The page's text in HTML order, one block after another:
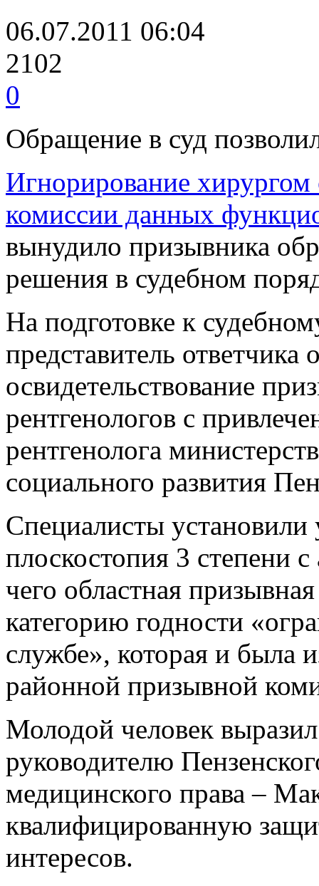
06.07.2011 06:04
2102
0
Обращение в суд
Игнорирование
комиссии данных
вынудило призывника
решения в судебном
На подготовке к
представитель
освидетельствование
рентгенологов с
рентгенолога
социального развития
Специалисты
плоскостопия 3 степени с
чего областная
категорию годности
службе», которая и была
районной призывной
Молодой человек
руководителю
медицинского права –
квалифицированную
интересов.